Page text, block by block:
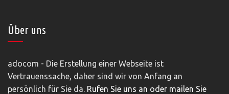
Über uns
adocom - Die Erstellung einer Webseite ist
Vertrauenssache, daher sind wir von Anfang an
persönlich für Sie da. Rufen Sie uns an oder mailen Sie